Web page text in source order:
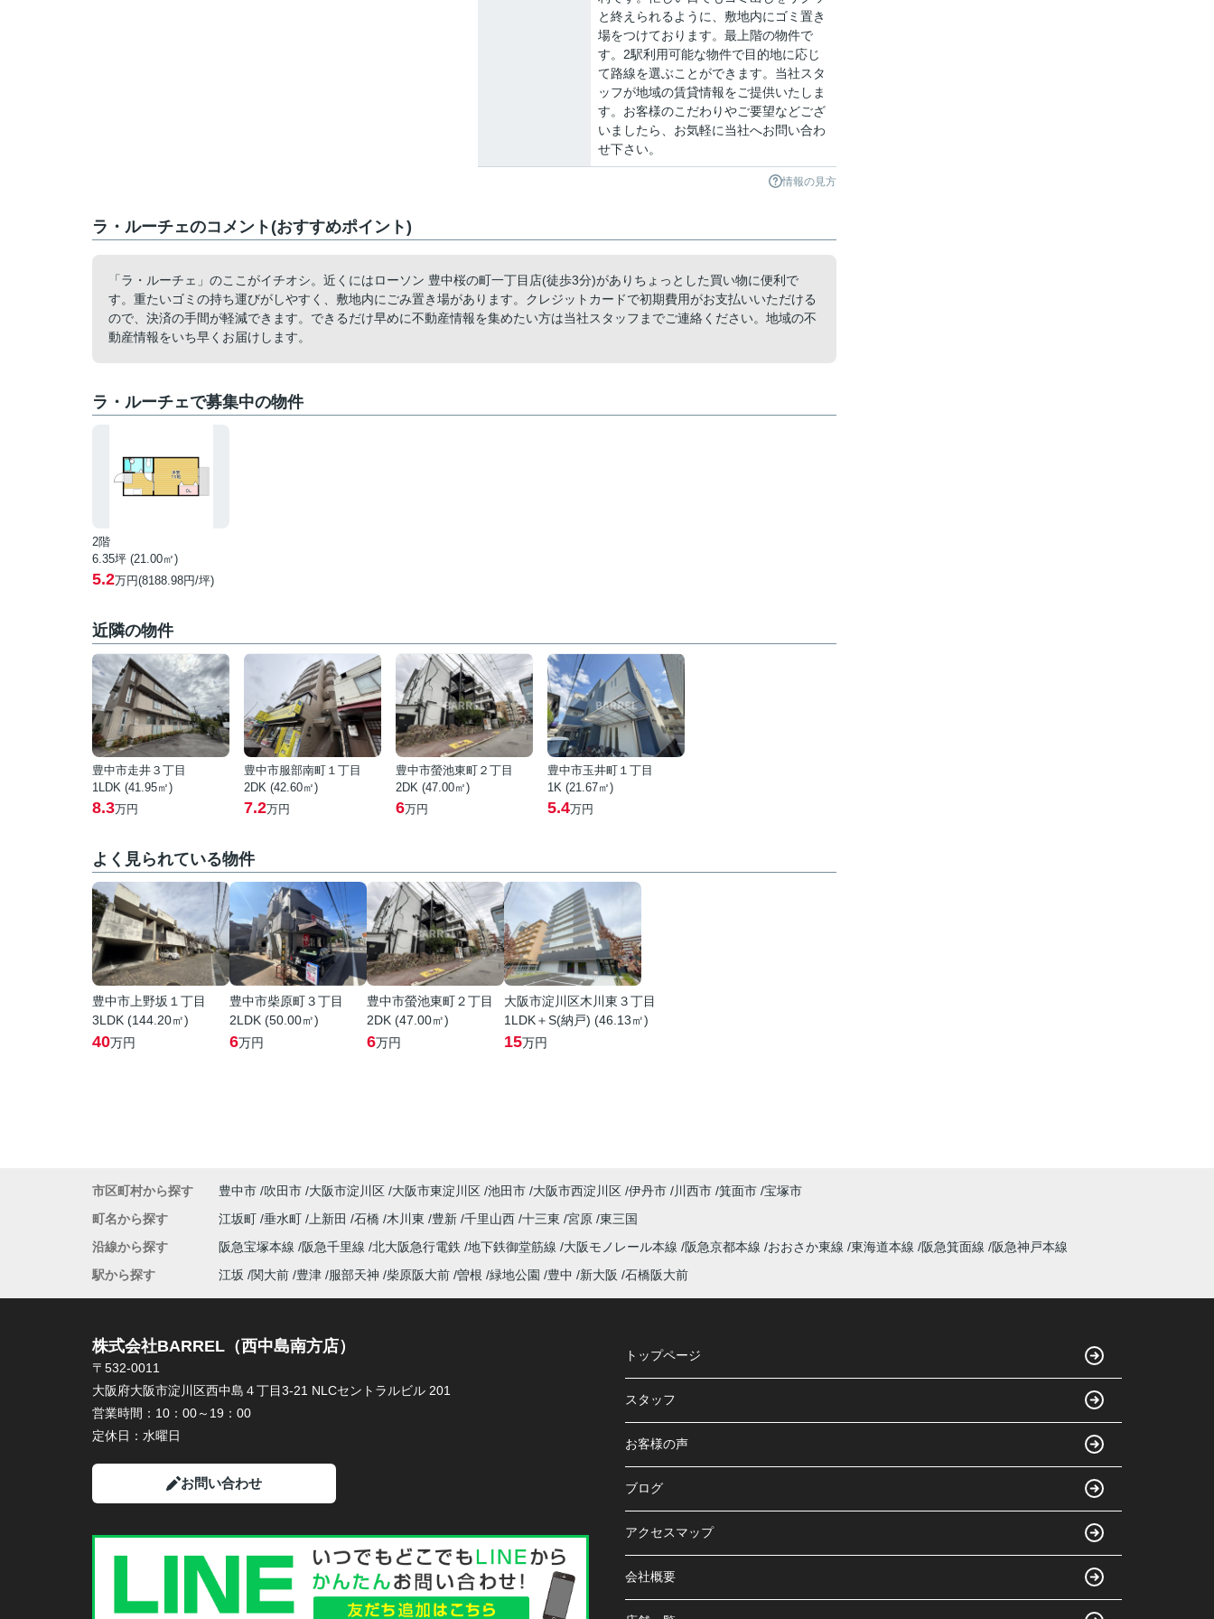
と終えられるように、敷地内にゴミ置き
場をつけております。最上階の物件で
す。2駅利用可能な物件で目的地に応じ
て路線を選ぶことができます。当社スタ
ッフが地域の賃貸情報をご提供いたしま
す。お客様のこだわりやご要望などござ
いましたら、お気軽に当社へお問い合わ
せ下さい。
情報の見方
ラ・ルーチェのコメント(おすすめポイント)
「ラ・ルーチェ」のここがイチオシ。近くにはローソン 豊中桜の町一丁目店(徒歩3分)がありちょっとした買い物に便利で
す。重たいゴミの持ち運びがしやすく、敷地内にごみ置き場があります。クレジットカードで初期費用がお支払いいただける
ので、決済の手間が軽減できます。できるだけ早めに不動産情報を集めたい方は当社スタッフまでご連絡ください。地域の不
動産情報をいち早くお届けします。
ラ・ルーチェで募集中の物件
2階
6.35坪 (21.00㎡)
5.2万円(8188.98円/坪)
近隣の物件
豊中市走井３丁目
1LDK (41.95㎡)
8.3万円
豊中市服部南町１丁目
2DK (42.60㎡)
7.2万円
豊中市螢池東町２丁目
2DK (47.00㎡)
6万円
豊中市玉井町１丁目
1K (21.67㎡)
5.4万円
よく見られている物件
豊中市上野坂１丁目
3LDK (144.20㎡)
40万円
豊中市柴原町３丁目
2LDK (50.00㎡)
6万円
豊中市螢池東町２丁目
2DK (47.00㎡)
6万円
大阪市淀川区木川東３丁目
1LDK＋S(納戸) (46.13㎡)
15万円
市区町村から探す 豊中市 吹田市 大阪市淀川区 大阪市東淀川区 池田市 大阪市西淀川区 伊丹市 川西市 箕面市 宝塚市
町名から探す
江坂町 垂水町 上新田 石橋 木川東 豊新 千里山西 十三東 宮原 東三国
沿線から探す
阪急宝塚本線 阪急千里線 北大阪急行電鉄 地下鉄御堂筋線 大阪モノレール本線 阪急京都本線 おおさか東線 東海道本線 阪急箕面線
阪急神戸本線
駅から探す
江坂 関大前 豊津 服部天神 柴原阪大前 曽根 緑地公園 豊中 新大阪 石橋阪大前
株式会社BARREL（西中島南方店）
〒532-0011
大阪府大阪市淀川区西中島４丁目3-21 NLCセントラルビル 201
営業時間： 10：00～19：00
定休日： 水曜日
お問い合わせ
トップページ
スタッフ
お客様の声
ブログ
アクセスマップ
会社概要